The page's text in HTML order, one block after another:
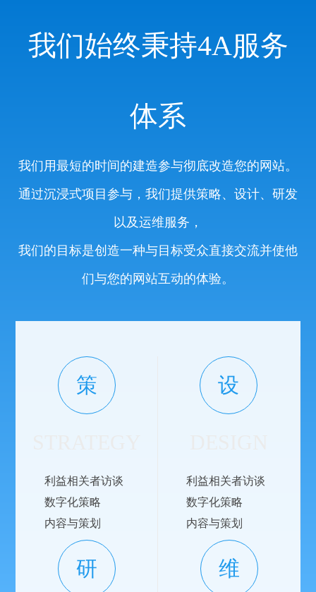
我们始终秉持4A服务
体系
我们用最短的时间的建造参与彻底改造您的网站。
通过沉浸式项目参与，我们提供策略、设计、研发
以及运维服务，
我们的目标是创造一种与目标受众直接交流并使他
们与您的网站互动的体验。
策
利益相关者访谈
数字化策略
内容与策划
设
利益相关者访谈
数字化策略
内容与策划
研 维